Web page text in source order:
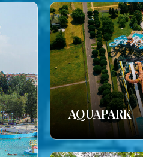
AQUAPARK